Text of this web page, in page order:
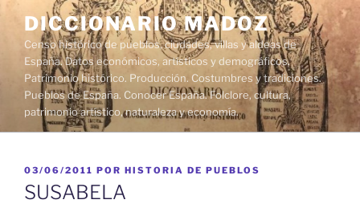
contenido
DICCIONARIO MADOZ
Censo histórico de pueblos, ciudades, villas y aldeas de
España. Datos económicos, artísticos y demográficos.
Patrimonio histórico. Producción. Costumbres y tradiciones.
Pueblos de España. Conocer España. Folclore, cultura,
patrimonio artístico, naturaleza y economía.
PUBLICADO
EL
03/06/2011 POR HISTORIA DE PUEBLOS
SUSABELA